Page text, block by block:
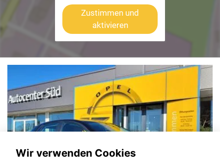
Zustimmen und
aktivieren
Wir verwenden Cookies